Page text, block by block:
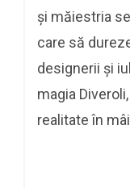
și măiestria
care să
designerii și
magia
realitate în